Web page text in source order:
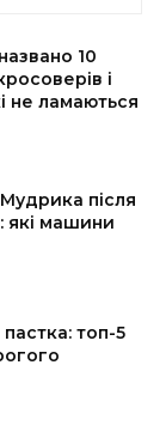
10
і
не ламаються
після
які машини
топ-5